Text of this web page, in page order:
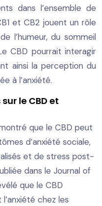
dans l’ensemble de
et CB2 jouent un rôle
l’humeur, du sommeil
CBD pourrait interagir
ainsi la perception du
à l’anxiété.
le CBD et
que le CBD peut
d’anxiété sociale,
et de stress post-
dans le Journal of
que le CBD
chez les